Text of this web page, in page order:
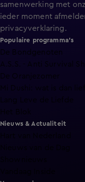
samenwerking met
ieder moment
privacyverklaring.
Populaire programma's
De Bondgenoten
A.S.S. - Anti Survival
De Oranjezomer
Mi Dushi: wat is dan
Lang Leve de Liefde
Nieuws & Actualiteit